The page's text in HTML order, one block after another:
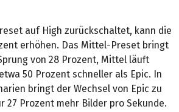
auf High zurückschaltet, kann die
erhöhen. Das Mittel-Preset bringt
von 28 Prozent, Mittel läuft
50 Prozent schneller als Epic. In
bringt der Wechsel von Epic zu
27 Prozent mehr Bilder pro Sekunde.